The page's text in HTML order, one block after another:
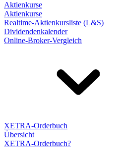
Aktienkurse
Aktienkurse
Realtime-Aktienkursliste (L&S)
Dividendenkalender
Online-Broker-Vergleich
XETRA-Orderbuch
Übersicht
XETRA-Orderbuch?